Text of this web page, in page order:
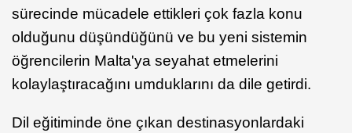
sürecinde mücadele ettikleri çok fazla konu
olduğunu düşündüğünü ve bu yeni sistemin
öğrencilerin Malta'ya seyahat etmelerini
kolaylaştıracağını umduklarını da dile getirdi.
Dil eğitiminde öne çıkan destinasyonlardaki